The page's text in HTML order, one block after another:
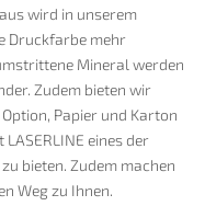
wird in unserem
Druckfarbe mehr
Mineral werden
Zudem bieten wir
Papier und Karton
eines der
bieten. Zudem machen
Weg zu Ihnen.